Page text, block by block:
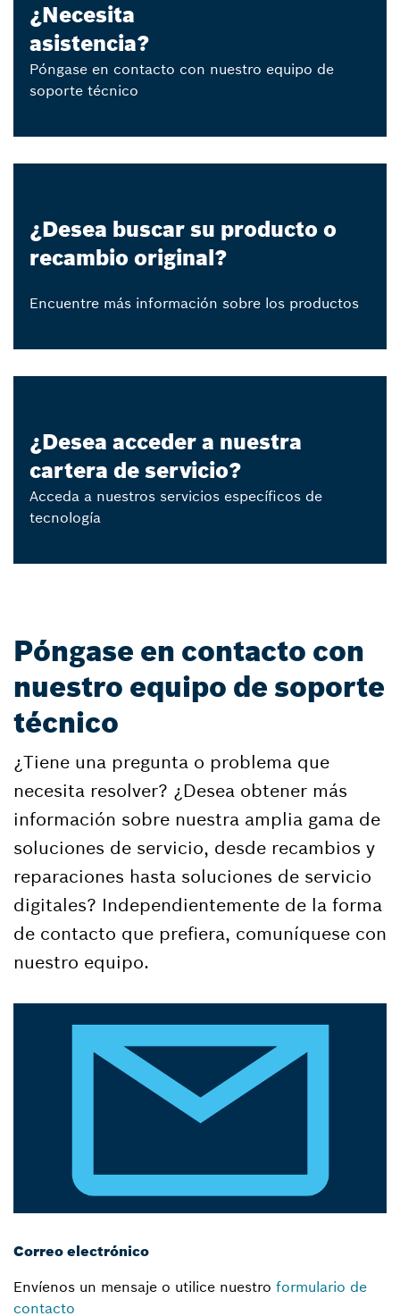
¿Necesita
asistencia?
Póngase en contacto con nuestro equipo de
soporte técnico
¿Desea buscar su producto o
recambio original?
Encuentre más información sobre los productos
¿Desea acceder a nuestra
cartera de servicio?
Acceda a nuestros servicios específicos de
tecnología
Póngase en contacto con
nuestro equipo de soporte
técnico
¿Tiene una pregunta o problema que
necesita resolver? ¿Desea obtener más
información sobre nuestra amplia gama de
soluciones de servicio, desde recambios y
reparaciones hasta soluciones de servicio
digitales? Independientemente de la forma
de contacto que prefiera, comuníquese con
nuestro equipo.
Correo electrónico
Envíenos un mensaje o utilice nuestro formulario de
contacto